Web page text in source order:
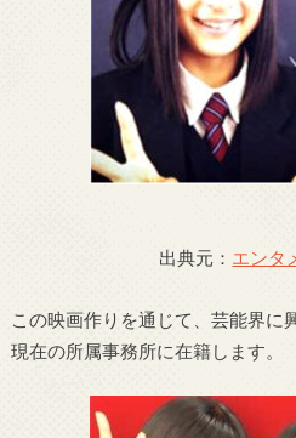
出典元： エンタ
この映画作りを通じて、芸能界に
現在の所属事務所に在籍します。